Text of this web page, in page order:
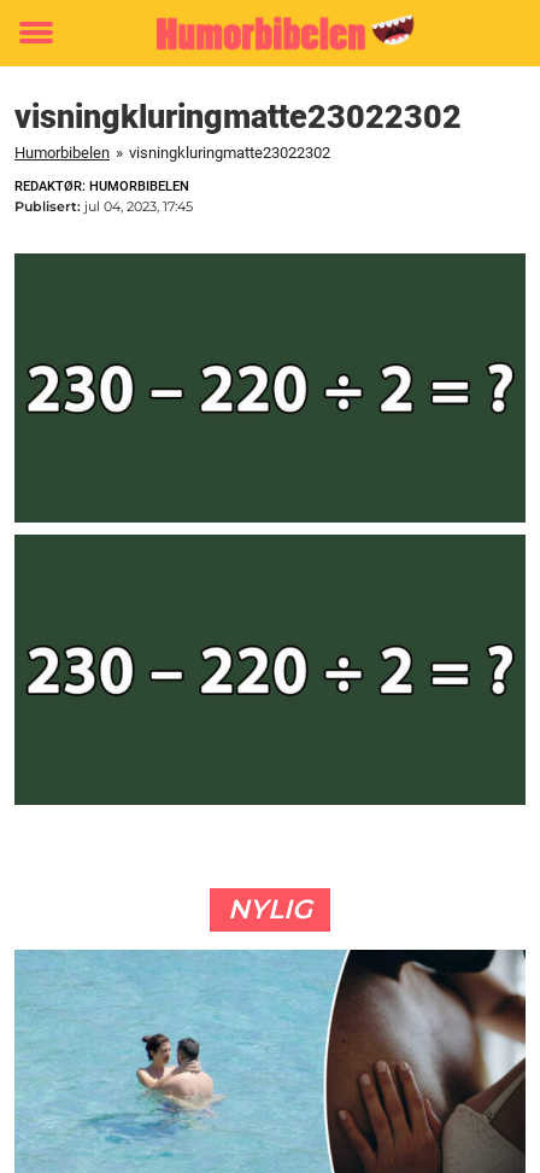
Toggle
visningkluringmatte23022302
Humorbibelen » visningkluringmatte23022302
REDAKTØR: HUMORBIBELEN
Publisert: jul 04, 2023, 17:45
NYLIG